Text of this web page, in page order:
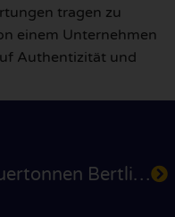
tragen zu
einem Unternehmen
Authentizität und
Feuertonnen Bertling